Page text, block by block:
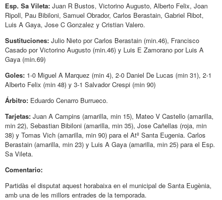
Esp. Sa Vileta: Juan R Bustos, Victorino Augusto, Alberto Felix, Joan
Ripoll, Pau Bibiloni, Samuel Obrador, Carlos Berastain, Gabriel Ribot,
Luis A Gaya, Jose C Gonzalez y Cristian Valero.
Sustituciones: Julio Nieto por Carlos Berastain (min.46), Francisco
Casado por Victorino Augusto (min.46) y Luis E Zamorano por Luis A
Gaya (min.69)
Goles: 1-0 Miguel A Marquez (min 4), 2-0 Daniel De Lucas (min 31), 2-1
Alberto Felix (min 48) y 3-1 Salvador Crespi (min 90)
Árbitro: Eduardo Cenarro Burrueco.
Tarjetas: Juan A Campins (amarilla, min 15), Mateo V Castello (amarilla,
min 22), Sebastian Bibiloni (amarilla, min 35), Jose Cañellas (roja, min
38) y Tomas Vich (amarilla, min 90) para el Atº Santa Eugenia. Carlos
Berastain (amarilla, min 23) y Luis A Gaya (amarilla, min 25) para el Esp.
Sa Vileta.
Comentario:
Partidàs el disputat aquest horabaixa en el municipal de Santa Eugènia,
amb una de les millors entrades de la temporada.